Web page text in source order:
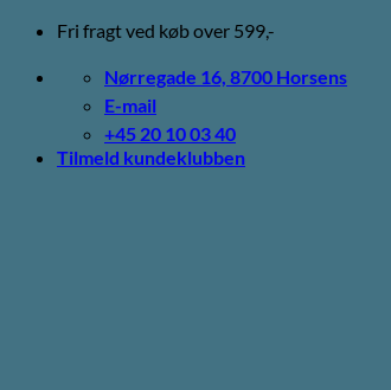
Fortsæt
indhold
Fri fragt ved køb over 599,-
Nørregade 16, 8700 Horsens
E-mail
+45 20 10 03 40
Tilmeld kundeklubben